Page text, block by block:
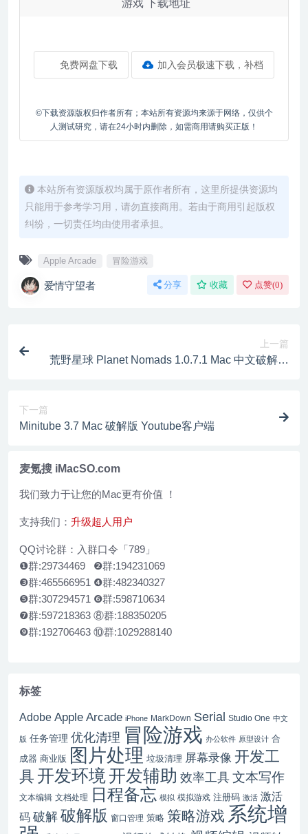
游戏 下载地址
免费网盘下载 加入会员极速下载，补档
©下载资源版权归作者所有；本站所有资源均来源于网络，仅供个
人测试研究，请在24小时内删除，如需商用请购买正版！
本站所有资源版权均属于原作者所有，这里所提供资源均
只能用于参考学习用，请勿直接商用。若由于商用引起版权
纠纷，一切责任均由使用者承担。
Apple Arcade 冒险游戏
爱情守望者 分享 收藏 点赞(0)
上一篇
荒野星球 Planet Nomads 1.0.7.1 Mac 中文破解版
下一篇
Minitube 3.7 Mac 破解版 Youtube客户端
麦氪搜 iMacSO.com
我们致力于让您的Mac更有价值 ！
支持我们： 升级超人用户
QQ讨论群：入群口令「789」
❶群:29734469 ❷群:194231069
❸群:465566951 ❹群:482340327
❺群:307294571 ❻群:598710634
❼群:597218363 ⑧群:188350205
❾群:192706463 ⑩群:1029288140
标签
Adobe Apple Arcade iPhone MarkDown Serial Studio One 中文
版 任务管理 优化清理 冒险游戏 办公软件 原型设计 合
成器 商业版 图片处理 垃圾清理 屏幕录像 开发工
具 开发环境开发辅助 效率工具 文本写作
文本编辑 文档处理 日程备忘 模拟 模拟游戏 注册码 激活 激活
码 破解破解版 窗口管理 策略 策略游戏 系统增